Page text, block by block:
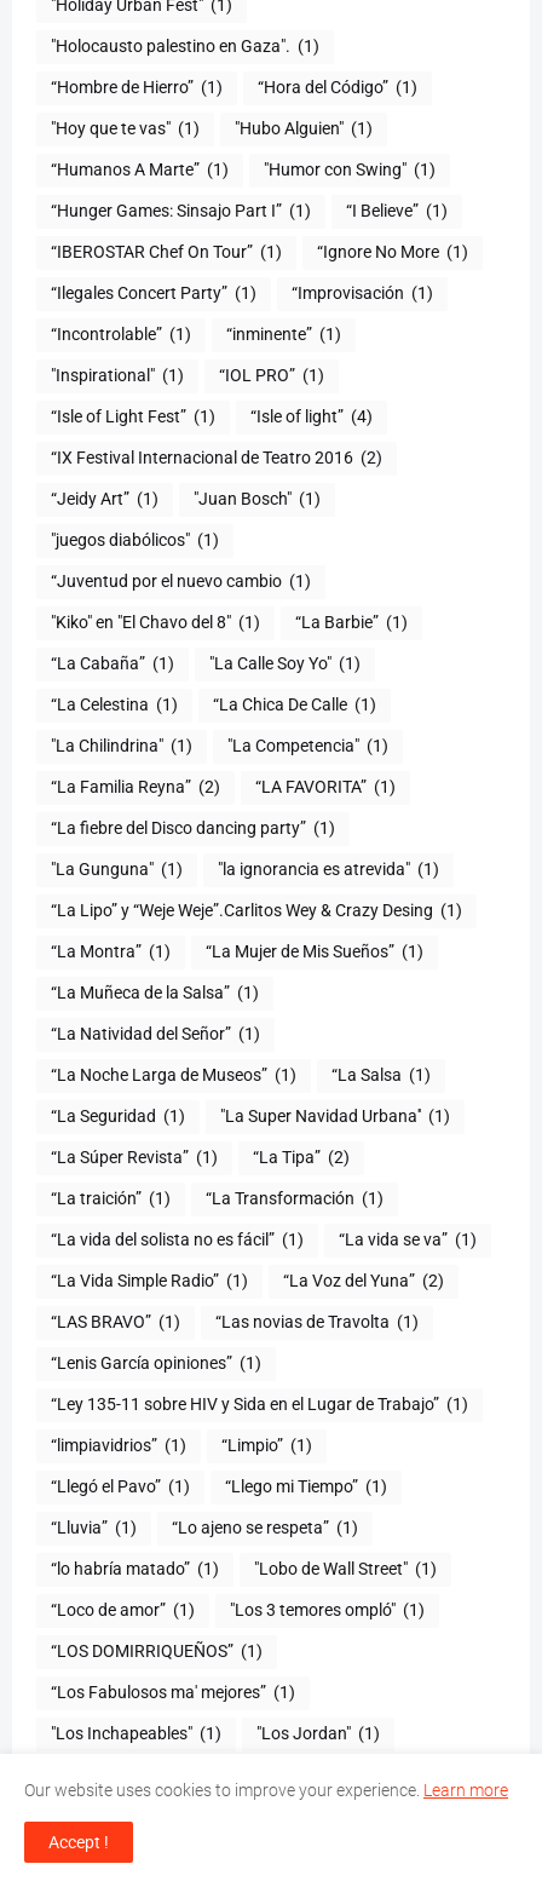
(1)
"Holocausto palestino en Gaza". (1)
“Hombre de Hierro” (1) (1)
"Hoy que te vas" (1) "Hubo Alguien" (1)
“Humanos A Marte” (1) "Humor con Swing" (1)
(1) “I Believe” (1)
“IBEROSTAR Chef On Tour” (1) “Ignore No More (1)
“Ilegales Concert Party” (1) “Improvisación (1)
“Incontrolable” (1) “inminente” (1)
"Inspirational" (1) “IOL PRO” (1)
“Isle of Light Fest” (1) “Isle of light” (4)
“IX Festival Internacional de Teatro 2016 (2)
“Jeidy Art” (1) "Juan Bosch" (1)
"juegos diabólicos" (1)
“Juventud por el nuevo cambio (1)
"Kiko" en "El Chavo del 8" (1) “La Barbie” (1)
“La Cabaña” (1) "La Calle Soy Yo" (1)
“La Celestina (1) “La Chica De Calle (1)
"La Chilindrina" (1) "La Competencia" (1)
“La Familia Reyna” (2) “LA FAVORITA” (1)
“La fiebre del Disco dancing party” (1)
(1) "la ignorancia es atrevida" (1)
“La Lipo” y “Weje Weje”.Carlitos Wey & Crazy Desing (1)
“La Montra” (1) “La Mujer de Mis Sueños” (1)
“La Muñeca de la Salsa” (1)
“La Natividad del Señor” (1)
“La Noche Larga de Museos” (1) “La Salsa (1)
“La Seguridad (1) "La Super Navidad Urbana'' (1)
“La Súper Revista” (1) “La Tipa” (2)
“La traición” (1) “La Transformación (1)
“La vida del solista no es fácil” (1) “La vida se va” (1)
“La Vida Simple Radio” (1) “La Voz del Yuna” (2)
“LAS BRAVO” (1) “Las novias de Travolta (1)
“Lenis García opiniones” (1)
“Ley 135-11 sobre HIV y Sida en el Lugar de Trabajo” (1)
“limpiavidrios” (1) “Limpio” (1)
“Llegó el Pavo” (1) “Llego mi Tiempo” (1)
“Lluvia” (1) “Lo ajeno se respeta” (1)
“lo habría matado” (1) "Lobo de Wall Street" (1)
“Loco de amor” (1) "Los 3 temores ompló" (1)
(1)
“Los Fabulosos ma' mejores” (1)
"Los Inchapeables" (1) "Los Jordan" (1)
"Lunes de Vinos y Tapas"
Our website uses cookies to improve your experience. Learn more
Accept !